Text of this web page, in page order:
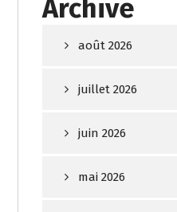
Archive
août 2026
juillet 2026
juin 2026
mai 2026